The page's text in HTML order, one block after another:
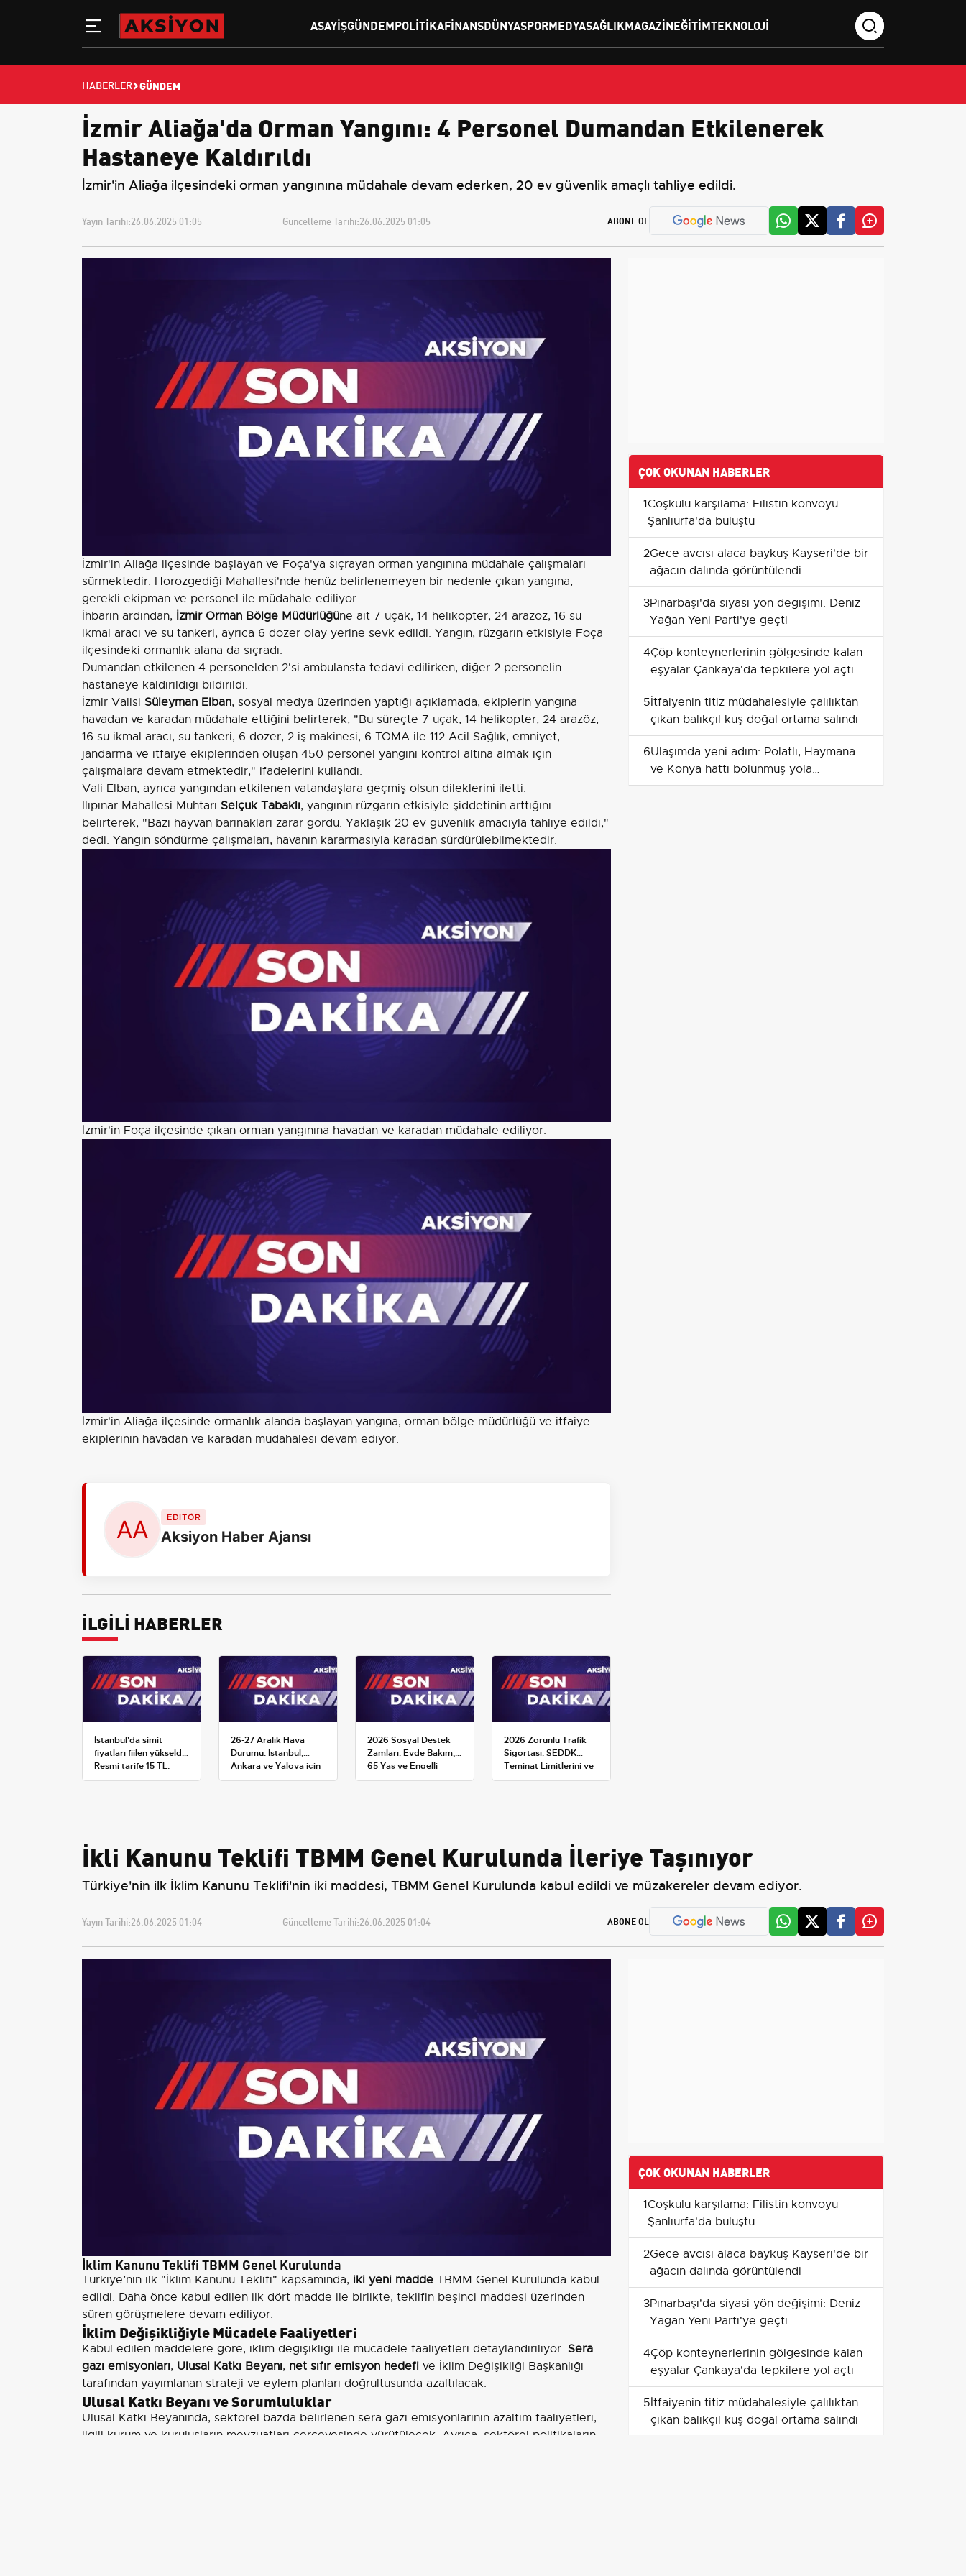
ASAYIŞGÜNDEMPOLITIKAFINANSDÜNYASPORMEDYASAĞLIKMAGAZINEĞITIMTEKNOLOJI
HABERLER GÜNDEM
İzmir Aliağa'da Orman Yangını: 4 Personel Dumandan Etkilenerek
Hastaneye Kaldırıldı
İzmir'in Aliağa ilçesindeki orman yangınına müdahale devam ederken, 20 ev güvenlik amaçlı tahliye edildi.
Yayın Tarihi:26.06.2025 01:05 Güncelleme Tarihi:26.06.2025 01:05 ABONE OL
İzmir'in Aliağa ilçesinde başlayan ve Foça'ya sıçrayan orman yangınına müdahale çalışmaları
sürmektedir. Horozgediği Mahallesi'nde henüz belirlenemeyen bir nedenle çıkan yangına,
gerekli ekipman ve personel ile müdahale ediliyor.
İhbarın ardından, İzmir Orman Bölge Müdürlüğüne ait 7 uçak, 14 helikopter, 24 arazöz, 16 su
ikmal aracı ve su tankeri, ayrıca 6 dozer olay yerine sevk edildi. Yangın, rüzgarın etkisiyle Foça
ilçesindeki ormanlık alana da sıçradı.
Dumandan etkilenen 4 personelden 2'si ambulansta tedavi edilirken, diğer 2 personelin
hastaneye kaldırıldığı bildirildi.
İzmir Valisi Süleyman Elban, sosyal medya üzerinden yaptığı açıklamada, ekiplerin yangına
havadan ve karadan müdahale ettiğini belirterek, "Bu süreçte 7 uçak, 14 helikopter, 24 arazöz,
16 su ikmal aracı, su tankeri, 6 dozer, 2 iş makinesi, 6 TOMA ile 112 Acil Sağlık, emniyet,
jandarma ve itfaiye ekiplerinden oluşan 450 personel yangını kontrol altına almak için
çalışmalara devam etmektedir," ifadelerini kullandı.
Vali Elban, ayrıca yangından etkilenen vatandaşlara geçmiş olsun dileklerini iletti.
Ilıpınar Mahallesi Muhtarı Selçuk Tabaklı, yangının rüzgarın etkisiyle şiddetinin arttığını
belirterek, "Bazı hayvan barınakları zarar gördü. Yaklaşık 20 ev güvenlik amacıyla tahliye edildi,"
dedi. Yangın söndürme çalışmaları, havanın kararmasıyla karadan sürdürülebilmektedir.
İzmir'in Foça ilçesinde çıkan orman yangınına havadan ve karadan müdahale ediliyor.
İzmir'in Aliağa ilçesinde ormanlık alanda başlayan yangına, orman bölge müdürlüğü ve itfaiye
ekiplerinin havadan ve karadan müdahalesi devam ediyor.
EDİTÖR
Aksiyon Haber Ajansı
İLGİLİ HABERLER
İstanbul'da simit
fiyatları fiilen yükseldi:
Resmi tarife 15 TL,
satışlar 20-25 TL'ye
26-27 Aralık Hava
Durumu: İstanbul,
Ankara ve Yalova için
Kar Tahminleri
2026 Sosyal Destek
Zamları: Evde Bakım,
65 Yaş ve Engelli
Maaşlarında Yeni
2026 Zorunlu Trafik
Sigortası: SEDDK
Teminat Limitlerini ve
Çoklu Araç Tarifesini
ÇOK OKUNAN HABERLER
1Coşkulu karşılama: Filistin konvoyu
Şanlıurfa'da buluştu
2Gece avcısı alaca baykuş Kayseri'de bir
ağacın dalında görüntülendi
3Pınarbaşı'da siyasi yön değişimi: Deniz
Yağan Yeni Parti'ye geçti
4Çöp konteynerlerinin gölgesinde kalan
eşyalar Çankaya'da tepkilere yol açtı
5İtfaiyenin titiz müdahalesiyle çalılıktan
çıkan balıkçıl kuş doğal ortama salındı
6Ulaşımda yeni adım: Polatlı, Haymana
ve Konya hattı bölünmüş yola
kavuşuyor
İkli Kanunu Teklifi TBMM Genel Kurulunda İleriye Taşınıyor
Türkiye'nin ilk İklim Kanunu Teklifi'nin iki maddesi, TBMM Genel Kurulunda kabul edildi ve müzakereler devam ediyor.
Yayın Tarihi:26.06.2025 01:04 Güncelleme Tarihi:26.06.2025 01:04 ABONE OL
İklim Kanunu Teklifi TBMM Genel Kurulunda
Türkiye’nin ilk "İklim Kanunu Teklifi" kapsamında, iki yeni madde TBMM Genel Kurulunda kabul
edildi. Daha önce kabul edilen ilk dört madde ile birlikte, teklifin beşinci maddesi üzerinden
süren görüşmelere devam ediliyor.
İklim Değişikliğiyle Mücadele Faaliyetleri
Kabul edilen maddelere göre, iklim değişikliği ile mücadele faaliyetleri detaylandırılıyor. Sera
gazı emisyonları, Ulusal Katkı Beyanı, net sıfır emisyon hedefi ve İklim Değişikliği Başkanlığı
tarafından yayımlanan strateji ve eylem planları doğrultusunda azaltılacak.
Ulusal Katkı Beyanı ve Sorumluluklar
Ulusal Katkı Beyanında, sektörel bazda belirlenen sera gazı emisyonlarının azaltım faaliyetleri,
ilgili kurum ve kuruluşların mevzuatları çerçevesinde yürütülecek. Ayrıca, sektörel politikaların
ÇOK OKUNAN HABERLER
1Coşkulu karşılama: Filistin konvoyu
Şanlıurfa'da buluştu
2Gece avcısı alaca baykuş Kayseri'de bir
ağacın dalında görüntülendi
3Pınarbaşı'da siyasi yön değişimi: Deniz
Yağan Yeni Parti'ye geçti
4Çöp konteynerlerinin gölgesinde kalan
eşyalar Çankaya'da tepkilere yol açtı
5İtfaiyenin titiz müdahalesiyle çalılıktan
çıkan balıkçıl kuş doğal ortama salındı